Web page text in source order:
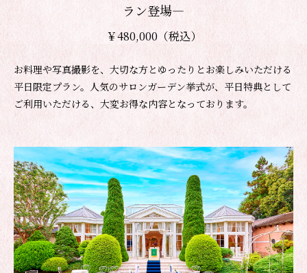
ラン登場―
￥480,000（税込）
お料理や写真撮影を、大切な方とゆったりとお楽しみいただける
平日限定プラン。人気のサロンガーデン挙式が、平日特典として
ご利用いただける、大変お得な内容となっております。